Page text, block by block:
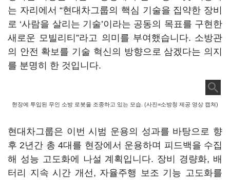
는 자리에서 “현대차그룹의 핵심 기술을 집약한 장비
로 ‘사람을 살리는 기술’이라는 공동의 목표를 구현한
새로운 모빌리티”라고 의미를 부여했습니다. 소방관
의 안전 확보를 기술 혁신의 방향으로 삼겠다는 의지
를 분명히 한 것입니다.
현장에 투입된 무인 소방 로봇을 조종하고 있는 모습. (사진=소방청 제공 영상 캡쳐)
현대차그룹은 이번 시범 운용의 성과를 바탕으로 향
후 2년간 총 4대를 현장에서 운용하며 피드백을 수집
해 성능 고도화에 나설 계획입니다. 장비 경량화, 배
터리 지속 시간 개선, 자율주행 보조 기능 고도화를